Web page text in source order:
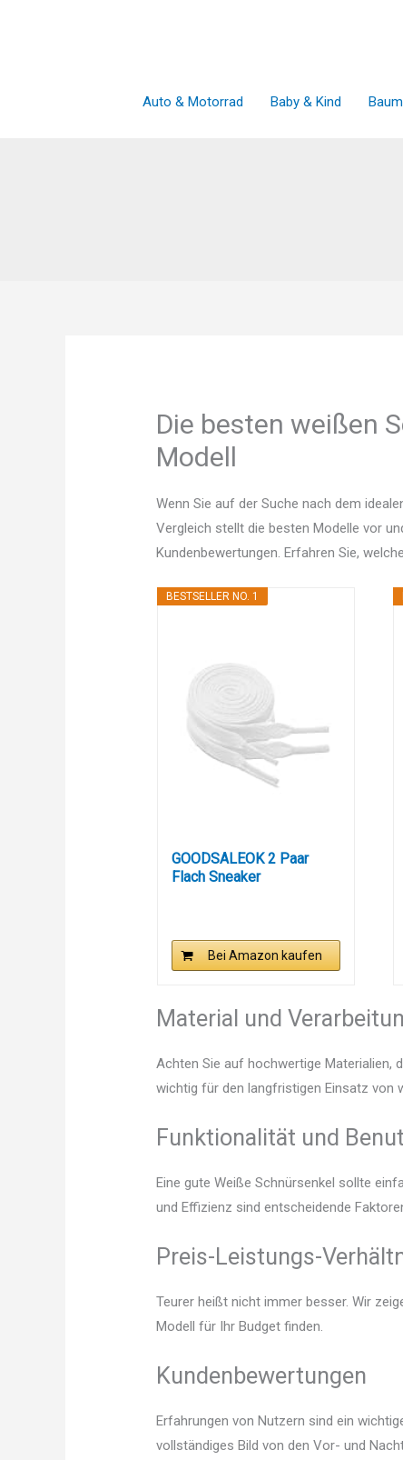
Auto & Motorrad Baby & Kind
Die besten weißen
Modell
Wenn Sie auf der Suche nach dem
Vergleich stellt die besten Modelle vor
Kundenbewertungen. Erfahren Sie,
BESTSELLER NO. 1
GOODSALEOK 2 Paar
Flach Sneaker
Bei Amazon kaufen
Material und
Achten Sie auf hochwertige Materialien,
wichtig für den langfristigen Einsatz von
Funktionalität und
Eine gute Weiße Schnürsenkel sollte
und Effizienz sind entscheidende
Preis-Leistungs-
Teurer heißt nicht immer besser. Wir
Modell für Ihr Budget finden.
Kundenbewertungen
Erfahrungen von Nutzern sind ein
vollständiges Bild von den Vor- und